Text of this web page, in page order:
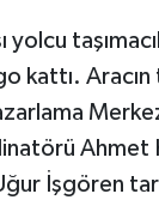
yolcu
kattı.
Ahmet
Uğur İşgören